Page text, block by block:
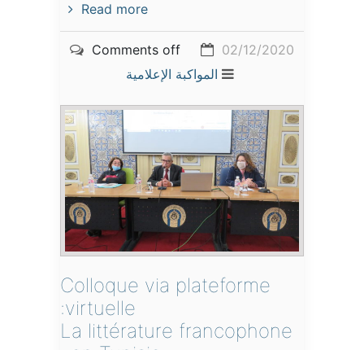
Read more
02/12/2020
Comments off
المواكبة الإعلامية
Colloque via plateforme
virtuelle:
La littérature francophone